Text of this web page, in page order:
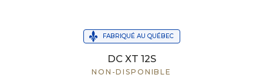
DC XT 12S
NON-DISPONIBLE
FABRIQUÉ AU QUÉBEC